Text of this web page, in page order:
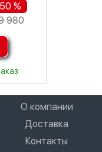
%
980
О компании
Доставка
Контакты